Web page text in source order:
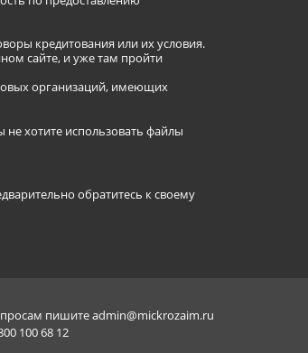
кредитования или их условия.
сайте, и уже там пройти
организаций, имеющих
хотите использовать файлы
обратитесь к своему
пишитеadmin@mickrozaim.ru
100 68 12